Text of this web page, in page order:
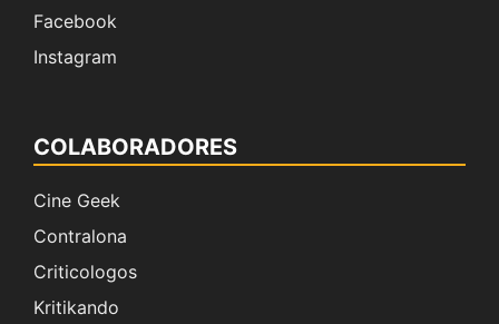
Facebook
Instagram
COLABORADORES
Cine Geek
Contralona
Criticologos
Kritikando